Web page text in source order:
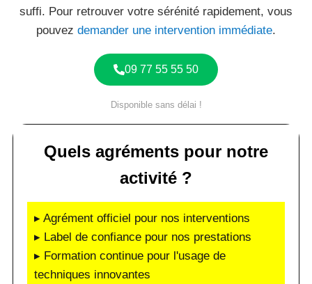
suffi. Pour retrouver votre sérénité rapidement, vous
pouvez demander une intervention immédiate.
09 77 55 55 50
Disponible sans délai !
Quels agréments pour notre
activité ?
▸ Agrément officiel pour nos interventions
▸ Label de confiance pour nos prestations
▸ Formation continue pour l'usage de
techniques innovantes